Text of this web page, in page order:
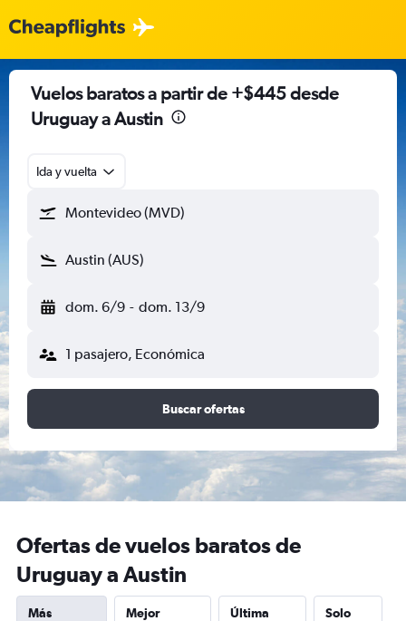
Vuelos baratos a partir de +$445 desde
Uruguay a Austin
Ida y vuelta
Montevideo (MVD)
Austin (AUS)
dom. 6/9 - dom. 13/9
1 pasajero, Económica
Buscar ofertas
Ofertas de vuelos baratos de
Uruguay a Austin
Más
Mejor
Última
Solo